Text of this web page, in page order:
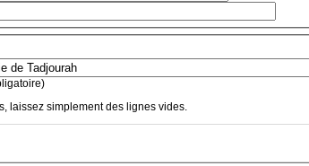
laissez simplement des lignes vides.